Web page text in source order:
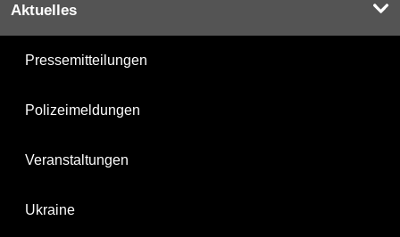
Aktuelles
Pressemitteilungen
Polizeimeldungen
Veranstaltungen
Ukraine